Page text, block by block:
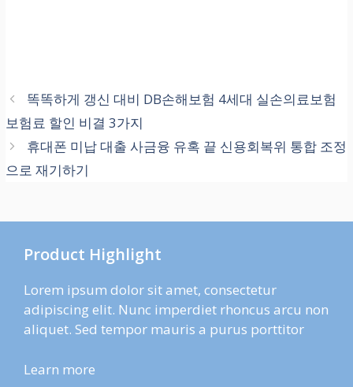
똑똑하게 갱신 대비 DB손해보험 4세대 실손의료보험
보험료 할인 비결 3가지
휴대폰 미납 대출 사금융 유혹 끝 신용회복위 통합 조정
으로 재기하기
Product Highlight
Lorem ipsum dolor sit amet, consectetur
adipiscing elit. Nunc imperdiet rhoncus arcu non
aliquet. Sed tempor mauris a purus porttitor
Learn more